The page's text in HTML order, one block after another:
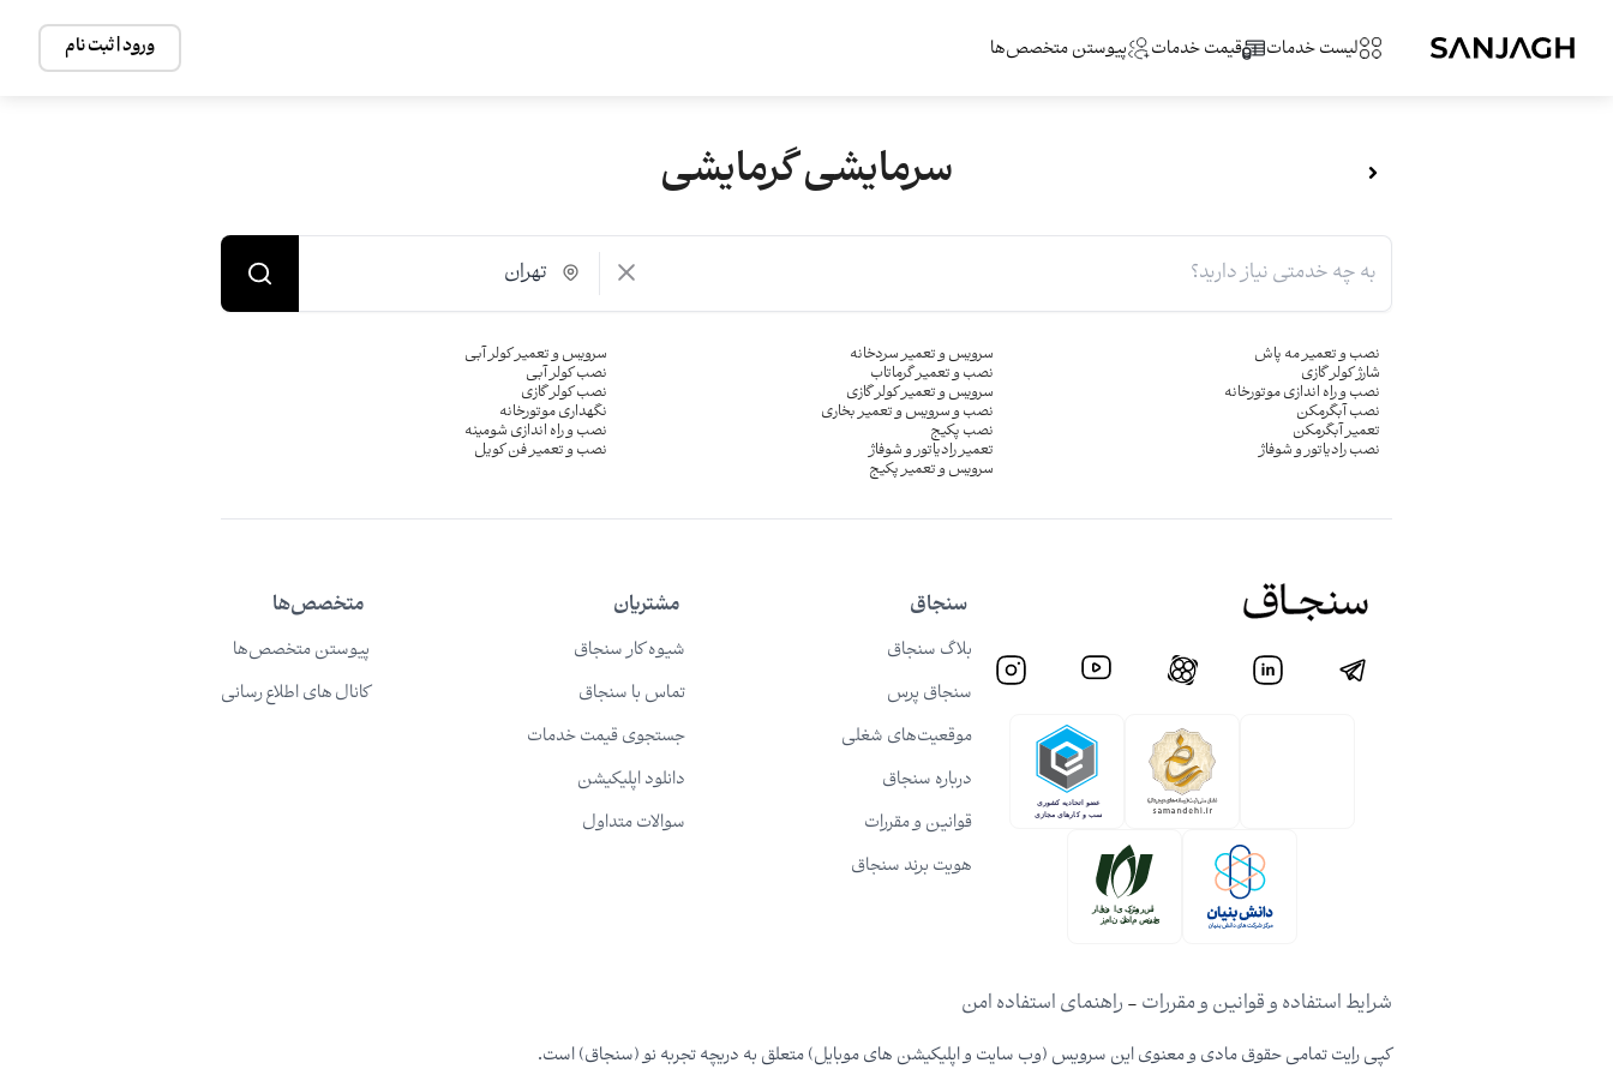
لیست خدمات قیمت خدمات پیوستن متخصص‌ها ورود | ثبت نام
سرمایشی گرمایشی
تهران
نصب و تعمیر مه پاش سرویس و تعمیر سردخانه سرویس و تعمیر کولر آبی
شارژ کولر گازی نصب و تعمیر گرماتاب نصب کولر آبی
نصب و راه اندازی موتورخانه سرویس و تعمیر کولر گازی نصب کولر گازی
نصب آبگرمکن نصب و سرویس و تعمیر بخاری نگهداری موتورخانه
تعمیر آبگرمکن نصب پکیج نصب و راه اندازی شومینه
نصب رادیاتور و شوفاژ تعمیر رادیاتور و شوفاژ نصب و تعمیر فن کویل
سرویس و تعمیر پکیج
سنجاق
بلاگ سنجاق
سنجاق پرس
موقعیت‌های شغلی
درباره سنجاق
قوانین و مقررات
هویت برند سنجاق
مشتریان
شیوه کار سنجاق
تماس با سنجاق
جستجوی قیمت خدمات
دانلود اپلیکیشن
سوالات متداول
متخصص‌ها
پیوستن متخصص‌ها
کانال های اطلاع رسانی
شرایط استفاده و قوانین و مقررات-راهنمای استفاده امن
کپی رایت تمامی حقوق مادی و معنوی این سرویس (وب سایت و اپلیکیشن های موبایل) متعلق به دریچه تجربه نو (سنجاق) است.